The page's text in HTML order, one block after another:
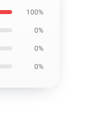
100%
0%
0%
0%